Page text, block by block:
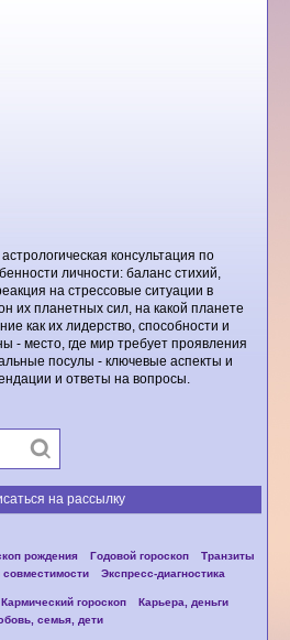
астрологическая консультация по
личности: баланс стихий,
на стрессовые ситуации в
их планетных сил, на какой планете
как их лидерство, способности и
- место, где мир требует проявления
посулы - ключевые аспекты и
и ответы на вопросы.
на рассылку
рождения Годовой гороскоп
Транзиты
совместимости Экспресс-диагностика
Кармический гороскоп
Карьера, деньги
семья, дети